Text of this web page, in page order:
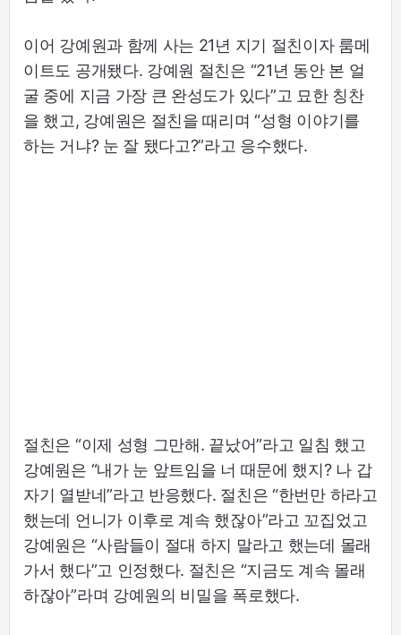
이어 강예원과 함께 사는 21년 지기 절친이자 룸메
이트도 공개됐다. 강예원 절친은 “21년 동안 본 얼
굴 중에 지금 가장 큰 완성도가 있다”고 묘한 칭찬
을 했고, 강예원은 절친을 때리며 “성형 이야기를
하는 거냐? 눈 잘 됐다고?”라고 응수했다.
절친은 “이제 성형 그만해. 끝났어”라고 일침 했고
강예원은 “내가 눈 앞트임을 너 때문에 했지? 나 갑
자기 열받네”라고 반응했다. 절친은 “한번만 하라고
했는데 언니가 이후로 계속 했잖아”라고 꼬집었고
강예원은 “사람들이 절대 하지 말라고 했는데 몰래
가서 했다”고 인정했다. 절친은 “지금도 계속 몰래
하잖아”라며 강예원의 비밀을 폭로했다.